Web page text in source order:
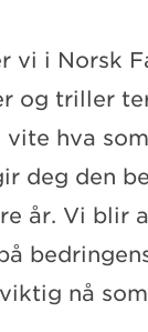
vi i Norsk
og triller
hva
deg den
år. Vi blir
nå